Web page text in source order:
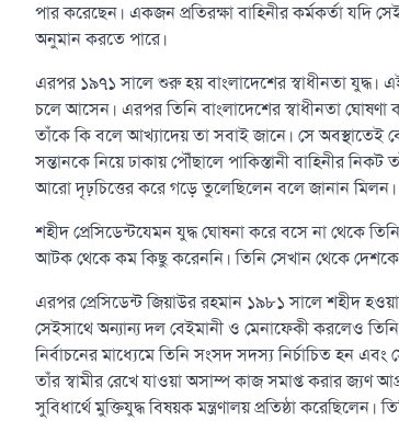
পার করেছেন। একজন প্রতিরক্ষা বাহিনীর কর্মকর্তা যদি
অনুমান করতে পারে।
এরপর ১৯৭১ সালে শুরু হয় বাংলাদেশের স্বাধীনতা যুদ্ধ।
চলে আসেন। এরপর তিনি বাংলাদেশের স্বাধীনতা
তাঁকে কি বলে আখ্যাদেয় তা সবাই জানে। সে অবস্থাতেই
সন্তানকে নিয়ে ঢাকায় পৌঁছালে পাকিস্তানী বাহিনীর
আরো দৃঢ়চিত্তের করে গড়ে তুলেছিলেন বলে জানান মিলন।
শহীদ প্রেসিডেন্টযেমন যুদ্ধ ঘোষনা করে বসে না থেকে
আটক থেকে কম কিছু করেননি। তিনি সেখান থেকে দেশকে
এরপর প্রেসিডেন্ট জিয়াউর রহমান ১৯৮১ সালে শহীদ
সেইসাথে অন্যান্য দল বেইমানী ও মেনাফেকী করলেও
নির্বাচনের মাধ্যেমে তিনি সংসদ সদস্য নির্চাচিত হন এবং
তাঁর স্বামীর রেখে যাওয়া অসাম্প কাজ সমাপ্ত করার জ্যণ
সুবিধার্থে মুক্তিযুদ্ধ বিষয়ক মন্ত্রণালয় প্রতিষ্ঠা করেছিলেন।